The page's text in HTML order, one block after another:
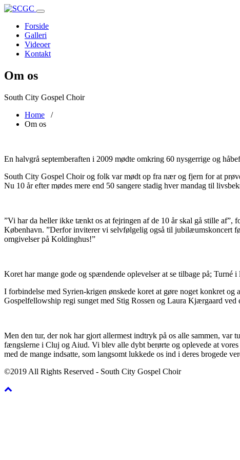
Toggle
navigation
Forside
Galleri
Videoer
Kontakt
Om os
South City Gospel Choir
Home /
Om os
En halvgrå septemberaften i 2009 mødte omkring 60 nysgerrige og
South City Gospel Choir og folk var mødt op fra nær og fjern for at
Nu 10 år efter mødes mere end 50 sangere stadig hver mandag til
”Vi har da heller ikke tænkt os at fejringen af de 10 år skal gå stille af”,
København. ”Derfor inviterer vi selvfølgelig også til jubilæumskoncert
omgivelser på Koldinghus!”
Koret har mange gode og spændende oplevelser at se tilbage på;
I forbindelse med Syrien-krigen ønskede koret at gøre noget konkret
Gospelfellowship regi sunget med Stig Rossen og Laura Kjærgaard ved
Men den tur, der nok har gjort allermest indtryk på os alle sammen,
fængslerne i Cluj og Aiud. Vi blev alle dybt berørte og oplevede at
med de mange indsatte, som langsomt lukkede os ind i deres brogede
©2019 All Rights Reserved - South City Gospel Choir